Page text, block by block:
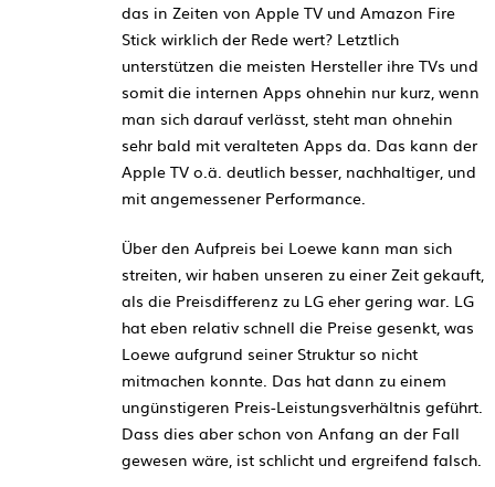
das in Zeiten von Apple TV und Amazon Fire
Stick wirklich der Rede wert? Letztlich
unterstützen die meisten Hersteller ihre TVs und
somit die internen Apps ohnehin nur kurz, wenn
man sich darauf verlässt, steht man ohnehin
sehr bald mit veralteten Apps da. Das kann der
Apple TV o.ä. deutlich besser, nachhaltiger, und
mit angemessener Performance.
Über den Aufpreis bei Loewe kann man sich
streiten, wir haben unseren zu einer Zeit gekauft,
als die Preisdifferenz zu LG eher gering war. LG
hat eben relativ schnell die Preise gesenkt, was
Loewe aufgrund seiner Struktur so nicht
mitmachen konnte. Das hat dann zu einem
ungünstigeren Preis-Leistungsverhältnis geführt.
Dass dies aber schon von Anfang an der Fall
gewesen wäre, ist schlicht und ergreifend falsch.